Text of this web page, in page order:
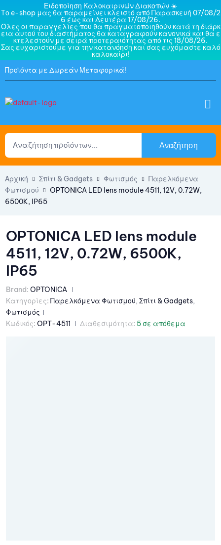
Ειδοποίηση Καλοκαιρινών Διακοπών ☀️
Το e-shop μας θα παραμείνει κλειστό από Παρασκευή 07/08/2
6 έως και Δευτέρα 17/08/26.
Όλες οι παραγγελίες που θα πραγματοποιηθούν κατά τη διάρκ
εια αυτού του διαστήματος θα καταγραφούν κανονικά και θα ε
κτελεστούν με σειρά προτεραιότητας από τις 18/08/26.
Σας ευχαριστούμε για την κατανόηση και σας ευχόμαστε καλό
καλοκαίρι!
Προϊόντα με Δωρεάν Μεταφορικά!
Αναζήτηση
Αρχική Σπίτι & Gadgets Φωτισμός
Παρελκόμενα
Φωτισμού
OPTONICA LED lens module 4511, 12V, 0.72W,
6500K, IP65
OPTONICA LED lens module
4511, 12V, 0.72W, 6500K,
IP65
Brand: OPTONICA
Κατηγορίες: Παρελκόμενα Φωτισμού, Σπίτι & Gadgets,
Φωτισμός
Κωδικός: OPT-4511 Διαθεσιμότητα: 5 σε απόθεμα